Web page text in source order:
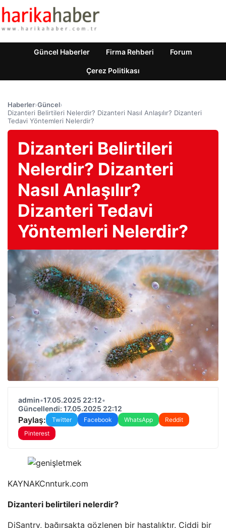
Güncel Haberler Firma Rehberi Forum
Çerez Politikası
Haberler›Güncel›
Dizanteri Belirtileri Nelerdir? Dizanteri Nasıl Anlaşılır? Dizanteri
Tedavi Yöntemleri Nelerdir?
Dizanteri Belirtileri
Nelerdir? Dizanteri
Nasıl Anlaşılır?
Dizanteri Tedavi
Yöntemleri Nelerdir?
admin•17.05.2025 22:12•
Güncellendi: 17.05.2025 22:12
Paylaş: Twitter Facebook WhatsApp
Reddit
Pinterest
KAYNAKCnnturk.com
Dizanteri belirtileri nelerdir?
DiSantry, bağırsakta gözlenen bir hastalıktır. Ciddi bir